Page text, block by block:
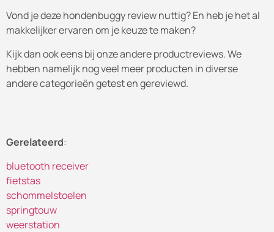
Vond je deze hondenbuggy review nuttig? En heb je het al
makkelijker ervaren om je keuze te maken?
Kijk dan ook eens bij onze andere productreviews. We
hebben namelijk nog veel meer producten in diverse
andere categorieën getest en gereviewd.
Gerelateerd:
bluetooth receiver
fietstas
schommelstoelen
springtouw
weerstation